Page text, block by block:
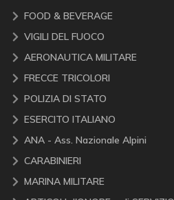
FOOD & BEVERAGE
VIGILI DEL FUOCO
AERONAUTICA MILITARE
FRECCE TRICOLORI
POLIZIA DI STATO
ESERCITO ITALIANO
ANA - Ass. Nazionale Alpini
CARABINIERI
MARINA MILITARE